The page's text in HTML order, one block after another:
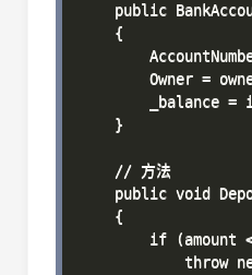
public
    {
Owner =
_balance =
    }
    // 方法
public void
    {
if (amount
throw